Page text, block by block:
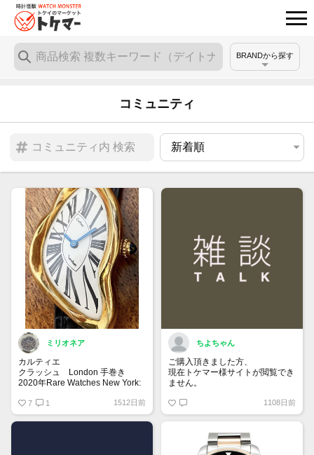
BRANDから探す
コミュニティ
ミリオネア
カルティエ
クラッシュ London 手巻き
2020年Rare Watches New York:
円にして約2,400万円で落札され
た伝説のクラッシュウォッチ。
7 1 1512日前
ちよちゃん
ご購入頂きました方、
現在トケマー様サイトが閲覧でき
ません。
せ_(..)_
1108日前